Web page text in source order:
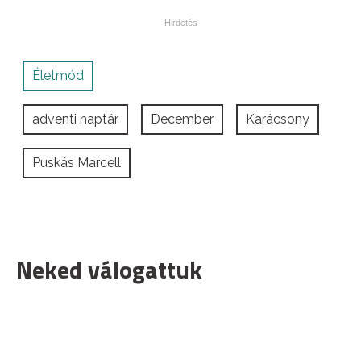
Életmód
adventi naptár December Karácsony
Puskás Marcell
Neked válogattuk